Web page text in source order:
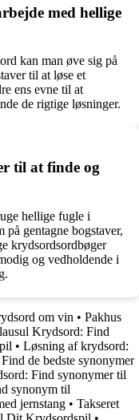
med hellige
kan man øve sig på
til at løse et
ens evne til at
de rigtige løsninger.
til at finde og
hellige fugle i
gentagne bogstaver,
krydsordsordbøger
og vedholdende i
om vin • Pakhus
Krydsord: Find
• Løsning af krydsord:
de bedste synonymer
Find synonymer til
synonym til
jernstang • Takseret